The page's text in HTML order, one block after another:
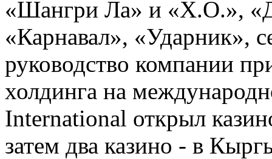
«Шангри Ла» и «Х.О.»,
«Карнавал», «Ударник»,
руководство компании
холдинга на
International открыл
затем два казино - в